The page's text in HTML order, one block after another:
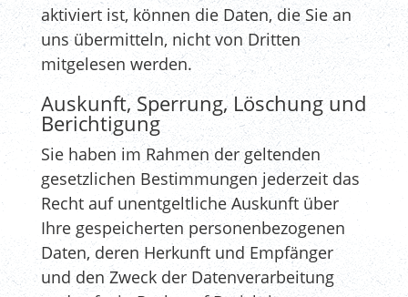
aktiviert ist, können die Daten, die Sie an
uns übermitteln, nicht von Dritten
mitgelesen werden.
Auskunft, Sperrung, Löschung und
Berichtigung
Sie haben im Rahmen der geltenden
gesetzlichen Bestimmungen jederzeit das
Recht auf unentgeltliche Auskunft über
Ihre gespeicherten personenbezogenen
Daten, deren Herkunft und Empfänger
und den Zweck der Datenverarbeitung